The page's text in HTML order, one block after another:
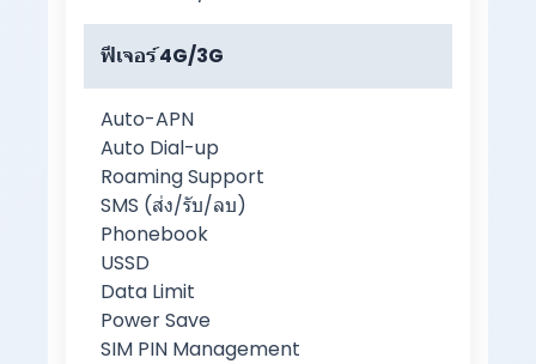
ฟีเจอร์ 4G/3G
Auto-APN
Auto Dial-up
Roaming Support
SMS (ส่ง/รับ/ลบ)
Phonebook
USSD
Data Limit
Power Save
SIM PIN Management